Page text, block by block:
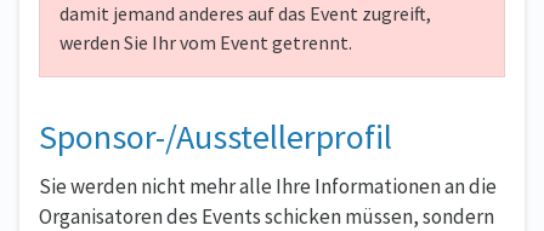
damit jemand anderes auf das Event zugreift,
werden Sie Ihr vom Event getrennt.
Sponsor-/Ausstellerprofil
Sie werden nicht mehr alle Ihre Informationen an die
Organisatoren des Events schicken müssen, sondern